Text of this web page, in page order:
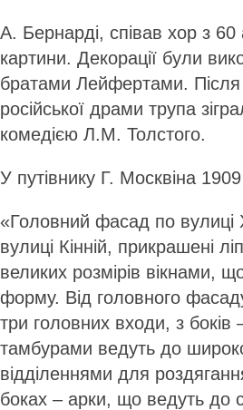
А. Бернарді, співав хор з
картини. Декорації були
братами Лейфертами. Після
російської драми трупа
комедією Л.М. Толстого.
У путівнику Г. Москвіна
«Головний фасад по вулиці
вулиці Кінній, прикрашені
великих розмірів вікнами,
форму. Від головного
три головних входи, з
тамбурами ведуть до
відділеннями для
боках – арки, що ведуть до